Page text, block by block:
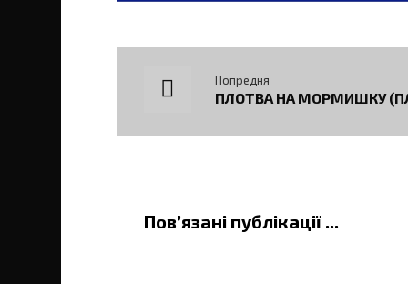
Попредня
ПЛОТВА НА МОРМИШКУ
Пов’язані публікації ...